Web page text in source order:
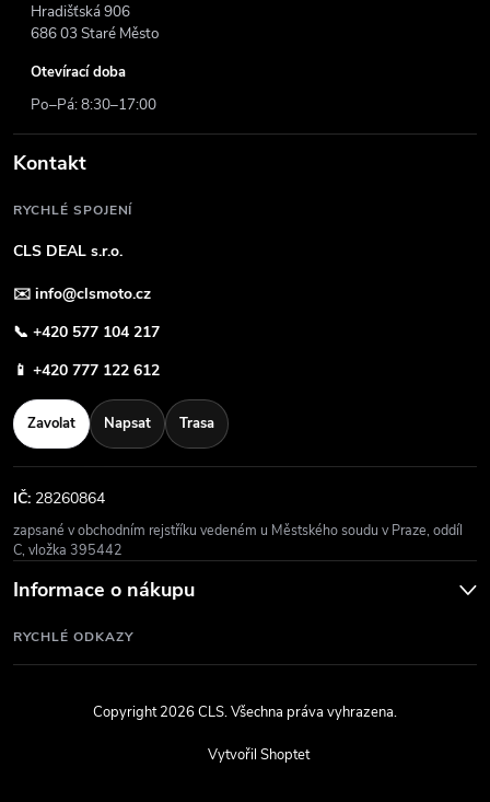
Hradišťská 906
686 03 Staré Město
Otevírací doba
Po–Pá: 8:30–17:00
Kontakt
RYCHLÉ SPOJENÍ
CLS DEAL s.r.o.
✉️ info@clsmoto.cz
📞 +420 577 104 217
📱 +420 777 122 612
Zavolat Napsat Trasa
IČ: 28260864
zapsané v obchodním rejstříku vedeném u Městského soudu v Praze, oddíl
C, vložka 395442
Informace o nákupu
RYCHLÉ ODKAZY
Vytvořil Shoptet
Copyright 2026CLS. Všechna práva vyhrazena.